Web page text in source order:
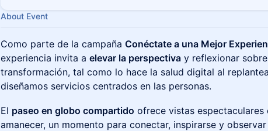
About Event
Como parte de la campaña Conéctate a una Mejor
experiencia invita a elevar la perspectiva y reflexionar
transformación, tal como lo hace la salud digital al
diseñamos servicios centrados en las personas.
El paseo en globo compartido ofrece vistas espectaculares
amanecer, un momento para conectar, inspirarse y